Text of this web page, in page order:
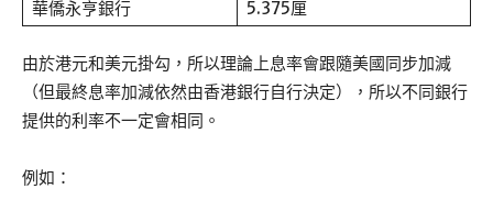
華僑永亨銀行
5.375厘
由於港元和美元掛勾，所以理論上息率會跟隨美國同步加減
（但最終息率加減依然由香港銀行自行決定），所以不同銀行
提供的利率不一定會相同。
例如：